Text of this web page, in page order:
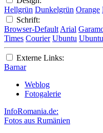
Hellgrün Dunkelgrün Orange
Schrift:
Browser-Default Arial
Times Courier Ubuntu
Externe Links:
Barnar
Weblog
Fotogalerie
InfoRomania.de:
Fotos aus Rumänien